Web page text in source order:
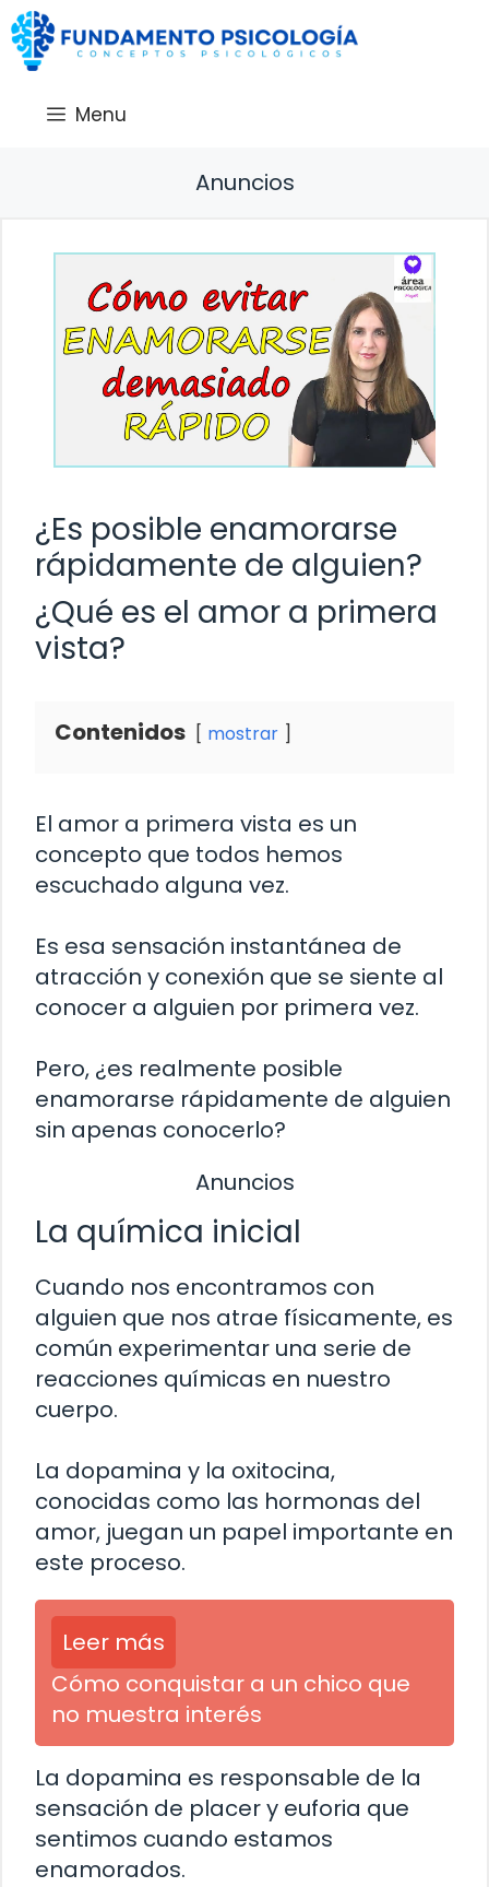
Saltar
al
contenido
Menu
Anuncios
¿Es posible enamorarse
rápidamente de alguien?
¿Qué es el amor a primera
vista?
Contenidos mostrar
El amor a primera vista es un
concepto que todos hemos
escuchado alguna vez.
Es esa sensación instantánea de
atracción y conexión que se siente al
conocer a alguien por primera vez.
Pero, ¿es realmente posible
enamorarse rápidamente de alguien
sin apenas conocerlo?
Anuncios
La química inicial
Cuando nos encontramos con
alguien que nos atrae físicamente, es
común experimentar una serie de
reacciones químicas en nuestro
cuerpo.
La dopamina y la oxitocina,
conocidas como las hormonas del
amor, juegan un papel importante en
este proceso.
Leer más
Cómo conquistar a un chico que
no muestra interés
La dopamina es responsable de la
sensación de placer y euforia que
sentimos cuando estamos
enamorados.